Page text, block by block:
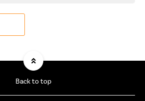
Back to top